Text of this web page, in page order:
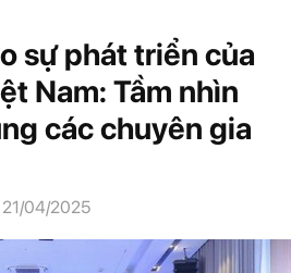
sự phát triển của
Nam: Tầm nhìn
các chuyên gia
21/04/2025